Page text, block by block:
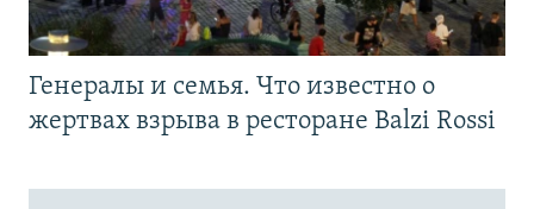
Генералы и семья. Что известно о
жертвах взрыва в ресторане Balzi Rossi